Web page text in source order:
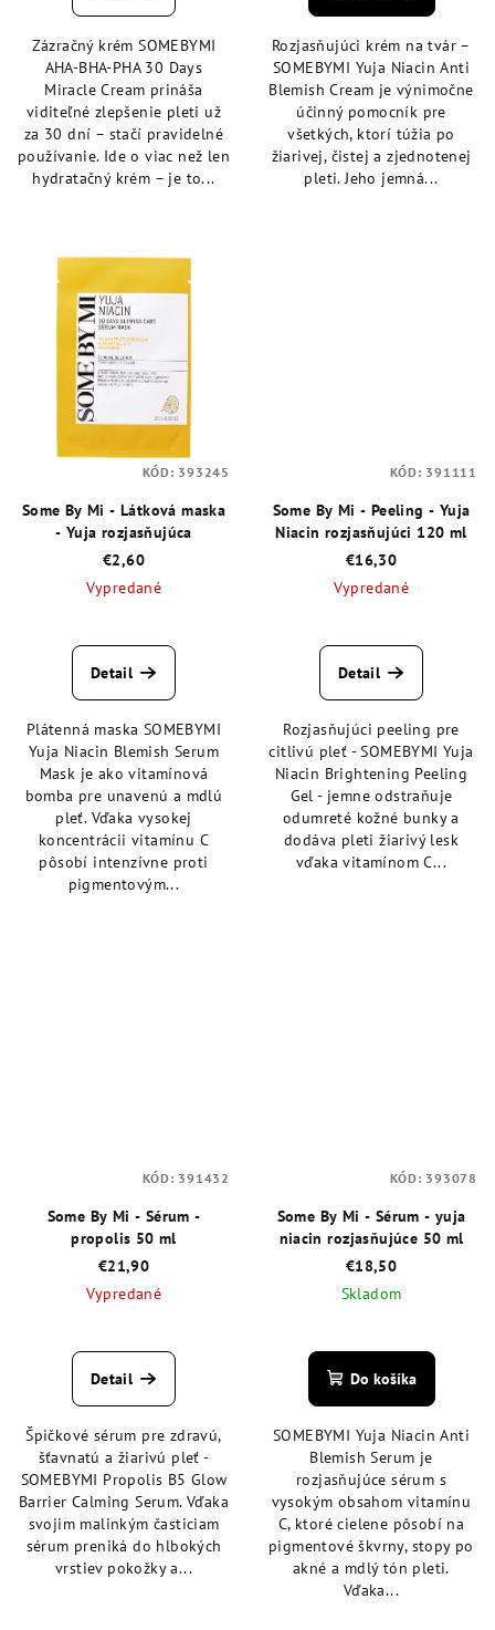
z
5
hviezdičiek.
Zázračný krém SOMEBYMI
AHA-BHA-PHA 30 Days
Miracle Cream prináša
viditeľné zlepšenie pleti už
za 30 dní – stačí pravidelné
používanie. Ide o viac než len
hydratačný krém – je to...
z
5
hviezdičiek.
Rozjasňujúci krém na tvár –
SOMEBYMI Yuja Niacin Anti
Blemish Cream je výnimočne
účinný pomocník pre
všetkých, ktorí túžia po
žiarivej, čistej a zjednotenej
pleti. Jeho jemná...
Some By Mi - Látková maska
- Yuja rozjasňujúca
€2,60
Vypredané
hodnotenie
produktu
z
5
hviezdičiek.
Detail
Plátenná maska SOMEBYMI
Yuja Niacin Blemish Serum
Mask je ako vitamínová
bomba pre unavenú a mdlú
pleť. Vďaka vysokej
koncentrácii vitamínu C
pôsobí intenzívne proti
pigmentovým...
KÓD: 393245
Some By Mi - Peeling - Yuja
Niacin rozjasňujúci 120 ml
€16,30
Vypredané
hodnotenie
produktu
z
5
hviezdičiek.
Detail
Rozjasňujúci peeling pre
citlivú pleť - SOMEBYMI Yuja
Niacin Brightening Peeling
Gel - jemne odstraňuje
odumreté kožné bunky a
dodáva pleti žiarivý lesk
vďaka vitamínom C...
KÓD: 391111
Some By Mi - Sérum -
propolis 50 ml
€21,90
Vypredané
hodnotenie
produktu
z
5
hviezdičiek.
Detail
Špičkové sérum pre zdravú,
šťavnatú a žiarivú pleť -
SOMEBYMI Propolis B5 Glow
Barrier Calming Serum. Vďaka
svojim malinkým časticiam
sérum preniká do hlbokých
vrstiev pokožky a...
KÓD: 391432
Some By Mi - Sérum - yuja
niacin rozjasňujúce 50 ml
€18,50
Skladom
hodnotenie
produktu
z
5
hviezdičiek.
Do košíka
SOMEBYMI Yuja Niacin Anti
Blemish Serum je
rozjasňujúce sérum s
vysokým obsahom vitamínu
C, ktoré cielene pôsobí na
pigmentové škvrny, stopy po
akné a mdlý tón pleti.
Vďaka...
KÓD: 393078